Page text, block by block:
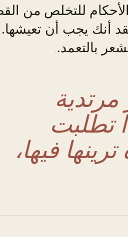
للتخلص من
أنك يجب أن تعيشها.
بالتعمد.
تطلبت
فيها،